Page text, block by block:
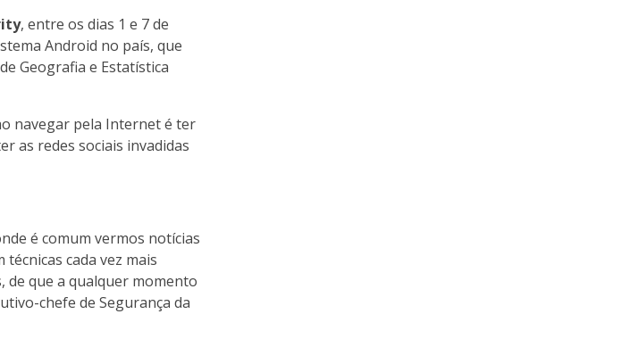
, entre os dias 1 e 7 de
Android no país, que
Geografia e Estatística
navegar pela Internet é ter
as redes sociais invadidas
é comum vermos notícias
cada vez mais
de que a qualquer momento
chefe de Segurança da